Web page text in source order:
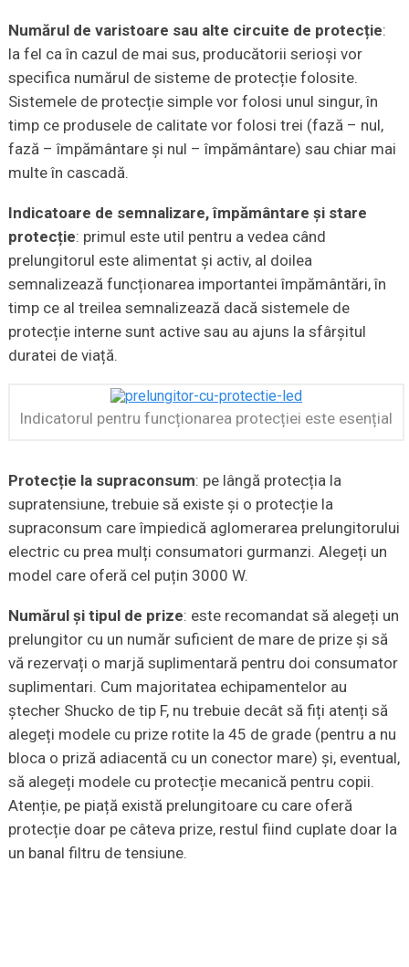
Numărul de varistoare sau alte circuite de protecție:
la fel ca în cazul de mai sus, producătorii serioși vor
specifica numărul de sisteme de protecție folosite.
Sistemele de protecție simple vor folosi unul singur, în
timp ce produsele de calitate vor folosi trei (fază – nul,
fază – împământare și nul – împământare) sau chiar mai
multe în cascadă.
Indicatoare de semnalizare, împământare și stare
protecție: primul este util pentru a vedea când
prelungitorul este alimentat și activ, al doilea
semnalizează funcționarea importantei împământări, în
timp ce al treilea semnalizează dacă sistemele de
protecție interne sunt active sau au ajuns la sfârșitul
duratei de viață.
Indicatorul pentru funcționarea protecției este esențial
Protecție la supraconsum: pe lângă protecția la
supratensiune, trebuie să existe și o protecție la
supraconsum care împiedică aglomerarea prelungitorului
electric cu prea mulți consumatori gurmanzi. Alegeți un
model care oferă cel puțin 3000 W.
Numărul și tipul de prize: este recomandat să alegeți un
prelungitor cu un număr suficient de mare de prize și să
vă rezervați o marjă suplimentară pentru doi consumator
suplimentari. Cum majoritatea echipamentelor au
ștecher Shucko de tip F, nu trebuie decât să fiți atenți să
alegeți modele cu prize rotite la 45 de grade (pentru a nu
bloca o priză adiacentă cu un conector mare) și, eventual,
să alegeți modele cu protecție mecanică pentru copii.
Atenție, pe piață există prelungitoare cu care oferă
protecție doar pe câteva prize, restul fiind cuplate doar la
un banal filtru de tensiune.